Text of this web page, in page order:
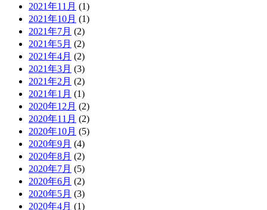
2021年11月 (1)
2021年10月 (1)
2021年7月 (2)
2021年5月 (2)
2021年4月 (2)
2021年3月 (3)
2021年2月 (2)
2021年1月 (1)
2020年12月 (2)
2020年11月 (2)
2020年10月 (5)
2020年9月 (4)
2020年8月 (2)
2020年7月 (5)
2020年6月 (2)
2020年5月 (3)
2020年4月 (1)